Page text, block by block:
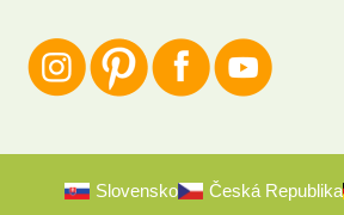
Slovensko Česká Republika